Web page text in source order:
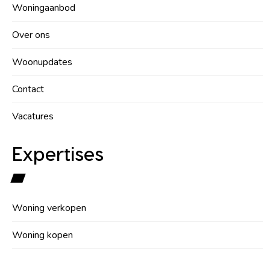
Woningaanbod
Over ons
Woonupdates
Contact
Vacatures
Expertises
Woning verkopen
Woning kopen